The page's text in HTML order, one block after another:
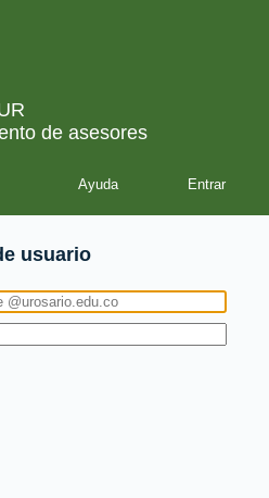
de asesores
Ayuda
usuario